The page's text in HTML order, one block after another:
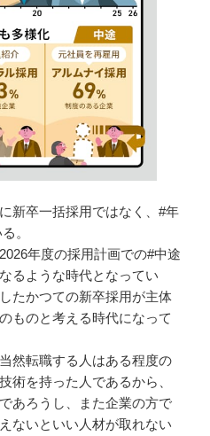
新卒一括採用ではなく、#年
。
年度の採用計画での#中途
るような時代となってい
たかつての新卒採用が主体
ものと考える時代になって
然転職する人はある程度の
術を持った人であるから、
あろうし、また企業の方で
ないといい人材が取れない